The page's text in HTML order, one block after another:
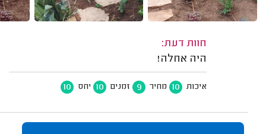
חוות דעת:
היה אחלה!
איכות 10 מחיר 9 זמנים 10 יחס 10